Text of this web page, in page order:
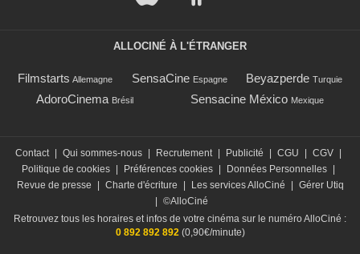
ALLOCINÉ À L'ÉTRANGER
Filmstarts Allemagne SensaCine Espagne Beyazperde Turquie
AdoroCinema Brésil Sensacine México Mexique
Contact | Qui sommes-nous | Recrutement | Publicité | CGU | CGV |
Politique de cookies | Préférences cookies | Données Personnelles |
Revue de presse
| Charte d'écriture | Les services AlloCiné | Gérer Utiq
| ©AlloCiné
Retrouvez tous les horaires et infos de votre cinéma sur le numéro AlloCiné :
0 892 892 892 (0,90€/minute)